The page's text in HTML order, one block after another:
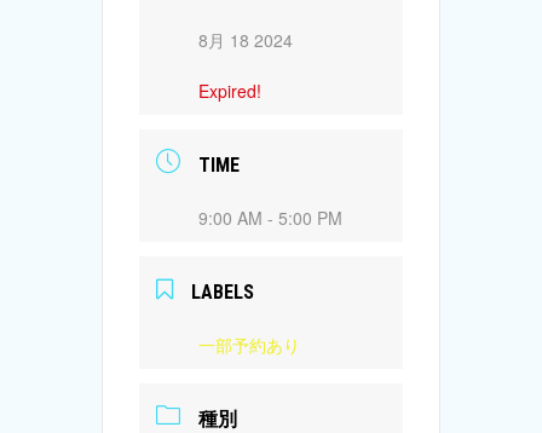
8月 18 2024
Expired!
TIME
9:00 AM - 5:00 PM
LABELS
一部予約あり
種別